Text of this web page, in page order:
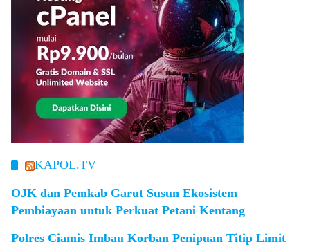
KAPOL.TV
OJK dan Pemkab Garut Susun Ekosistem
Pembiayaan untuk Perkuat Petani Kentang
Polres Ciamis Imbau Korban Penipuan Titip Limit